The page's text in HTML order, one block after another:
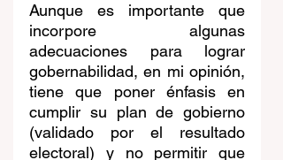
Aunque es importante que
incorpore algunas
adecuaciones para lograr
gobernabilidad, en mi opinión,
tiene que poner énfasis en
cumplir su plan de gobierno
(validado por el resultado
electoral) y no permitir que